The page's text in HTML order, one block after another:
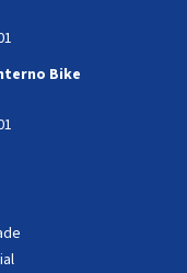
Bike